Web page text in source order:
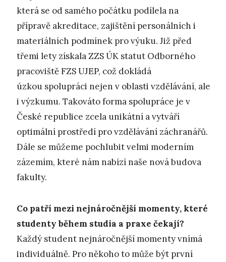
která se od samého počátku podílela na
přípravě akreditace, zajištění personálních i
materiálních podmínek pro výuku. Již před
třemi lety získala ZZS ÚK statut Odborného
pracoviště FZS UJEP, což dokládá
úzkou spolupráci nejen v oblasti vzdělávání, ale
i výzkumu. Takováto forma spolupráce je v
České republice zcela unikátní a vytváří
optimální prostředí pro vzdělávání záchranářů.
Dále se můžeme pochlubit velmi moderním
zázemím, které nám nabízí naše nová budova
fakulty.
Co patří mezi nejnáročnější momenty, které
studenty během studia a praxe čekají?
Každý student nejnáročnější momenty vnímá
individuálně. Pro někoho to může být první